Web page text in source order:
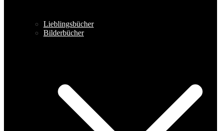
Lieblingsbücher
Bilderbücher